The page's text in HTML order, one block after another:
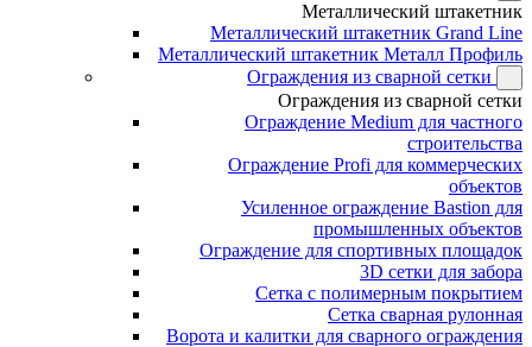
Металлический штакетник
Металлический штакетник Grand Line
Металлический штакетник Металл Профиль
Ограждения из сварной сетки
Ограждения из сварной сетки
Ограждение Medium для частного
строительства
Ограждение Profi для коммерческих
объектов
Усиленное ограждение Bastion для
промышленных объектов
Ограждение для спортивных площадок
3D сетки для забора
Сетка с полимерным покрытием
Сетка сварная рулонная
Ворота и калитки для сварного ограждения